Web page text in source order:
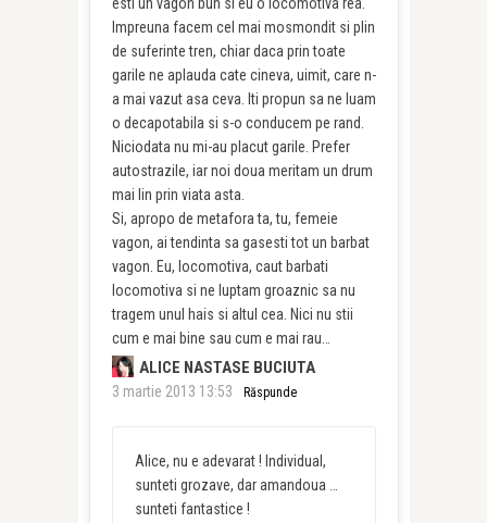
Impreuna facem cel mai mosmondit si plin
de suferinte tren, chiar daca prin toate
garile ne aplauda cate cineva, uimit, care n-
a mai vazut asa ceva. Iti propun sa ne luam
o decapotabila si s-o conducem pe rand.
Niciodata nu mi-au placut garile. Prefer
autostrazile, iar noi doua meritam un drum
mai lin prin viata asta.
Si, apropo de metafora ta, tu, femeie
vagon, ai tendinta sa gasesti tot un barbat
vagon. Eu, locomotiva, caut barbati
locomotiva si ne luptam groaznic sa nu
tragem unul hais si altul cea. Nici nu stii
cum e mai bine sau cum e mai rau…
ALICE NASTASE BUCIUTA
3 martie 2013 13:53 Răspunde
Alice, nu e adevarat ! Individual,
sunteti grozave, dar amandoua …
sunteti fantastice !